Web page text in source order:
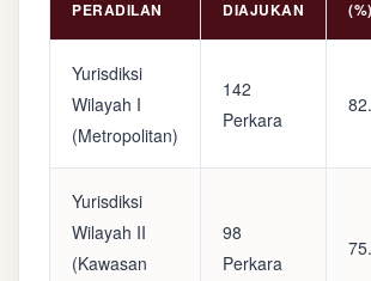
PERADILAN
DIAJUKAN
(%)
Yurisdiksi
Wilayah I
(Metropolitan)
142
Perkara
Yurisdiksi
Wilayah II
(Kawasan
98
Perkara